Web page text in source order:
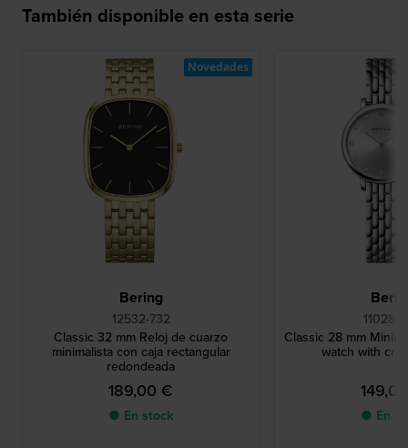
También disponible en esta serie
Bering
12532-732
Classic 32 mm Reloj de cuarzo
minimalista con caja rectangular
redondeada
189,00 €
● En stock
Novedades
11028-
Classic 28 mm
watch with
● En